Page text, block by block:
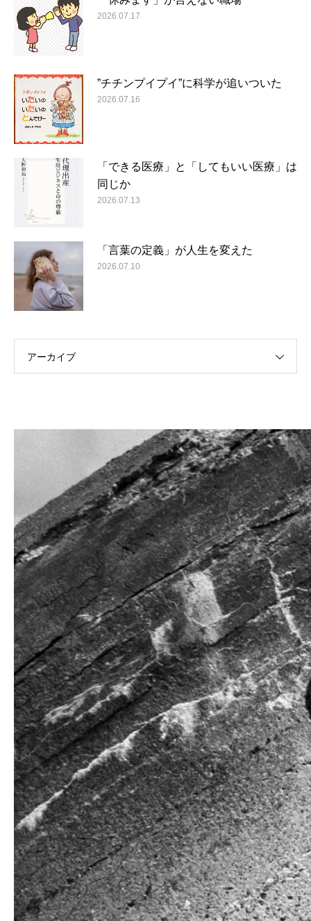
2026.07.17
”チチンプイプイ”に科学が追いついた
2026.07.16
「できる医療」と「してもいい医療」は
同じか
2026.07.13
「言葉の定義」が人生を変えた
2026.07.10
アーカイブ